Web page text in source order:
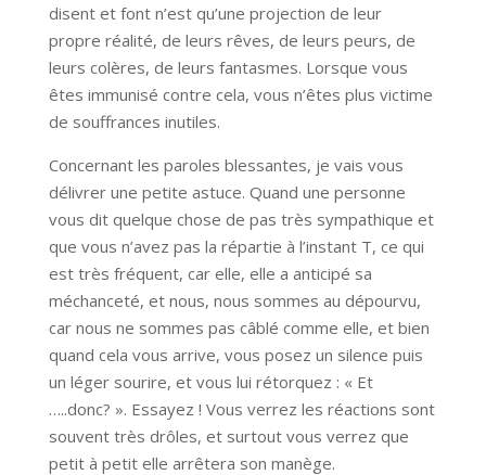
disent et font n’est qu’une projection de leur
propre réalité, de leurs rêves, de leurs peurs, de
leurs colères, de leurs fantasmes. Lorsque vous
êtes immunisé contre cela, vous n’êtes plus victime
de souffrances inutiles.
Concernant les paroles blessantes, je vais vous
délivrer une petite astuce. Quand une personne
vous dit quelque chose de pas très sympathique et
que vous n’avez pas la répartie à l’instant T, ce qui
est très fréquent, car elle, elle a anticipé sa
méchanceté, et nous, nous sommes au dépourvu,
car nous ne sommes pas câblé comme elle, et bien
quand cela vous arrive, vous posez un silence puis
un léger sourire, et vous lui rétorquez : « Et
…..donc? ». Essayez ! Vous verrez les réactions sont
souvent très drôles, et surtout vous verrez que
petit à petit elle arrêtera son manège.